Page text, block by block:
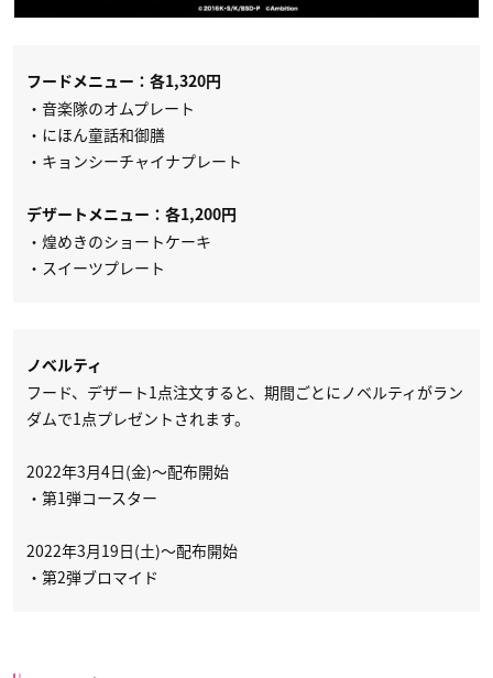
フードメニュー：各1,320円
・音楽隊のオムプレート
・にほん童話和御膳
・キョンシーチャイナプレート
デザートメニュー：各1,200円
・煌めきのショートケーキ
・スイーツプレート
ノベルティ
フード、デザート1点注文すると、期間ごとにノベルティがラン
ダムで1点プレゼントされます。
2022年3月4日(金)～配布開始
・第1弾コースター
2022年3月19日(土)～配布開始
・第2弾ブロマイド